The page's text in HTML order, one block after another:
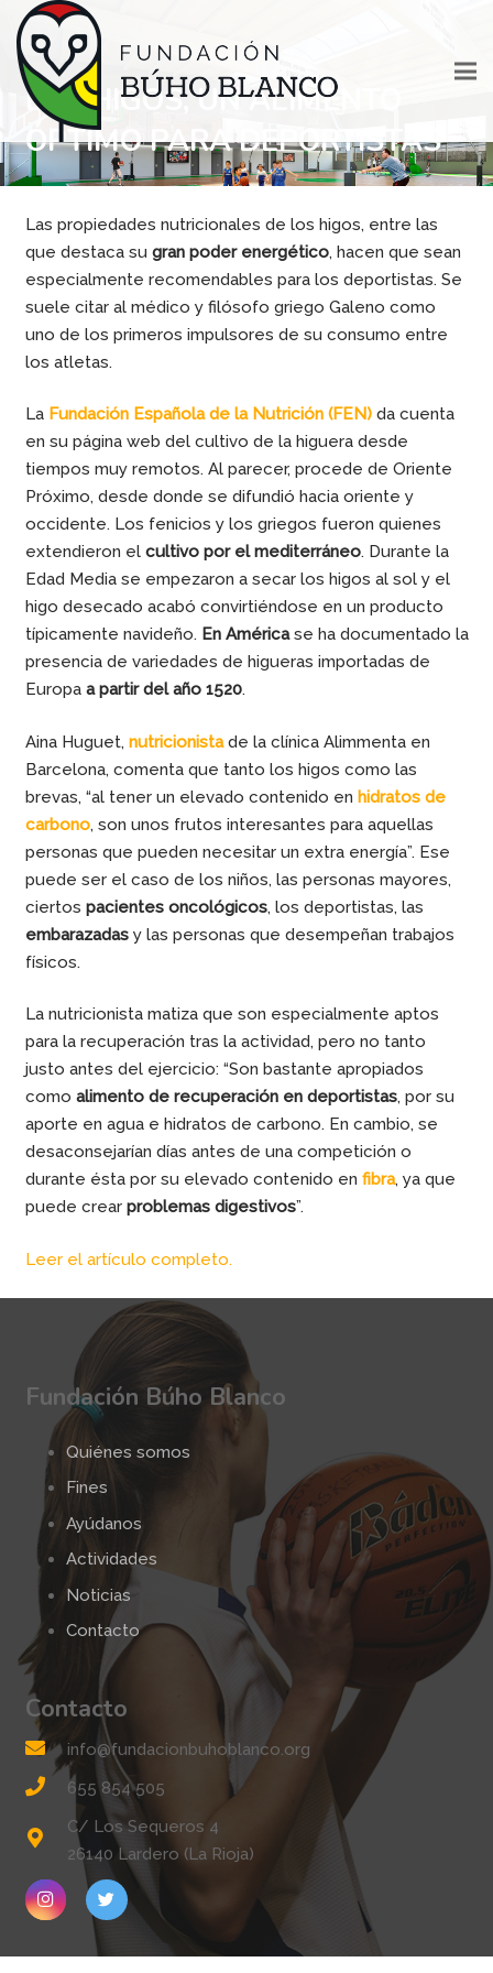
LOS HIGOS, UN ALIMENTO
ÓPTIMO PARA DEPORTISTAS
Las propiedades nutricionales de los higos, entre las
que destaca su gran poder energético, hacen que sean
especialmente recomendables para los deportistas. Se
suele citar al médico y filósofo griego Galeno como
uno de los primeros impulsores de su consumo entre
los atletas.
La Fundación Española de la Nutrición (FEN)da cuenta
en su página web del cultivo de la higuera desde
tiempos muy remotos. Al parecer, procede de Oriente
Próximo, desde donde se difundió hacia oriente y
occidente. Los fenicios y los griegos fueron quienes
extendieron el cultivo por el mediterráneo. Durante la
Edad Media se empezaron a secar los higos al sol y el
higo desecado acabó convirtiéndose en un producto
típicamente navideño. En Américase ha documentado la
presencia de variedades de higueras importadas de
Europa a partir del año 1520.
Aina Huguet, nutricionistade la clínica Alimmenta en
Barcelona, comenta que tanto los higos como las
brevas, “al tener un elevado contenido en hidratos de
carbono, son unos frutos interesantes para aquellas
personas que pueden necesitar un extra energía”. Ese
puede ser el caso de los niños, las personas mayores,
ciertos pacientes oncológicos, los deportistas, las
embarazadasy las personas que desempeñan trabajos
físicos.
La nutricionista matiza que son especialmente aptos
para la recuperación tras la actividad, pero no tanto
justo antes del ejercicio: “Son bastante apropiados
como alimento de recuperación en deportistas, por su
aporte en agua e hidratos de carbono. En cambio, se
desaconsejarían días antes de una competición o
durante ésta por su elevado contenido en fibra, ya que
puede crear problemas digestivos”.
Leer el artículo completo.
Fundación Búho Blanco
Quiénes somos
Fines
Ayúdanos
Actividades
Noticias
Contacto
Contacto
info@fundacionbuhoblanco.org
655 854 505
C/ Los Sequeros 4
26140 Lardero (La Rioja)